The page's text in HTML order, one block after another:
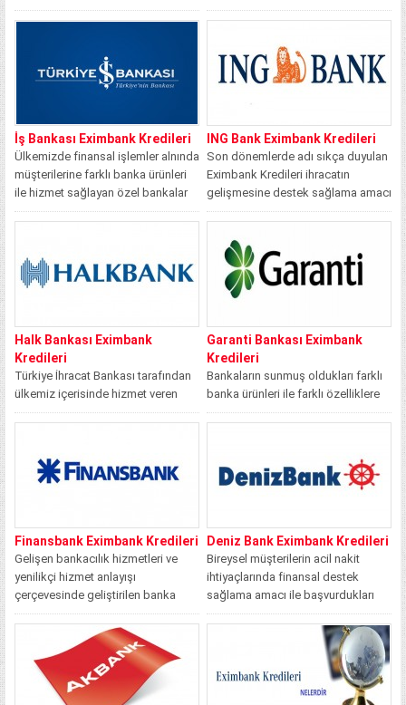
ilgili olan...
müşteriler tarafından son...
İş Bankası Eximbank Kredileri
Ülkemizde finansal işlemler alnında
müşterilerine farklı banka ürünleri
ile hizmet sağlayan özel bankalar
arasında yer...
ING Bank Eximbank Kredileri
Son dönemlerde adı sıkça duyulan
Eximbank Kredileri ihracatın
gelişmesine destek sağlama amacı
ile Türkiye İhracat...
Halk Bankası Eximbank
Kredileri
Türkiye İhracat Bankası tarafından
ülkemiz içerisinde hizmet veren
bankalar üzerinden ihracat ile
Garanti Bankası Eximbank
Kredileri
Bankaların sunmuş oldukları farklı
banka ürünleri ile farklı özelliklere
ve farklı ihtiyaçlara sahip olan
Finansbank Eximbank Kredileri
Gelişen bankacılık hizmetleri ve
yenilikçi hizmet anlayışı
çerçevesinde geliştirilen banka
kredi ve kredi kartı ürünleri...
Deniz Bank Eximbank Kredileri
Bireysel müşterilerin acil nakit
ihtiyaçlarında finansal destek
sağlama amacı ile başvurdukları
banka kredi ürünü seçenekleri...